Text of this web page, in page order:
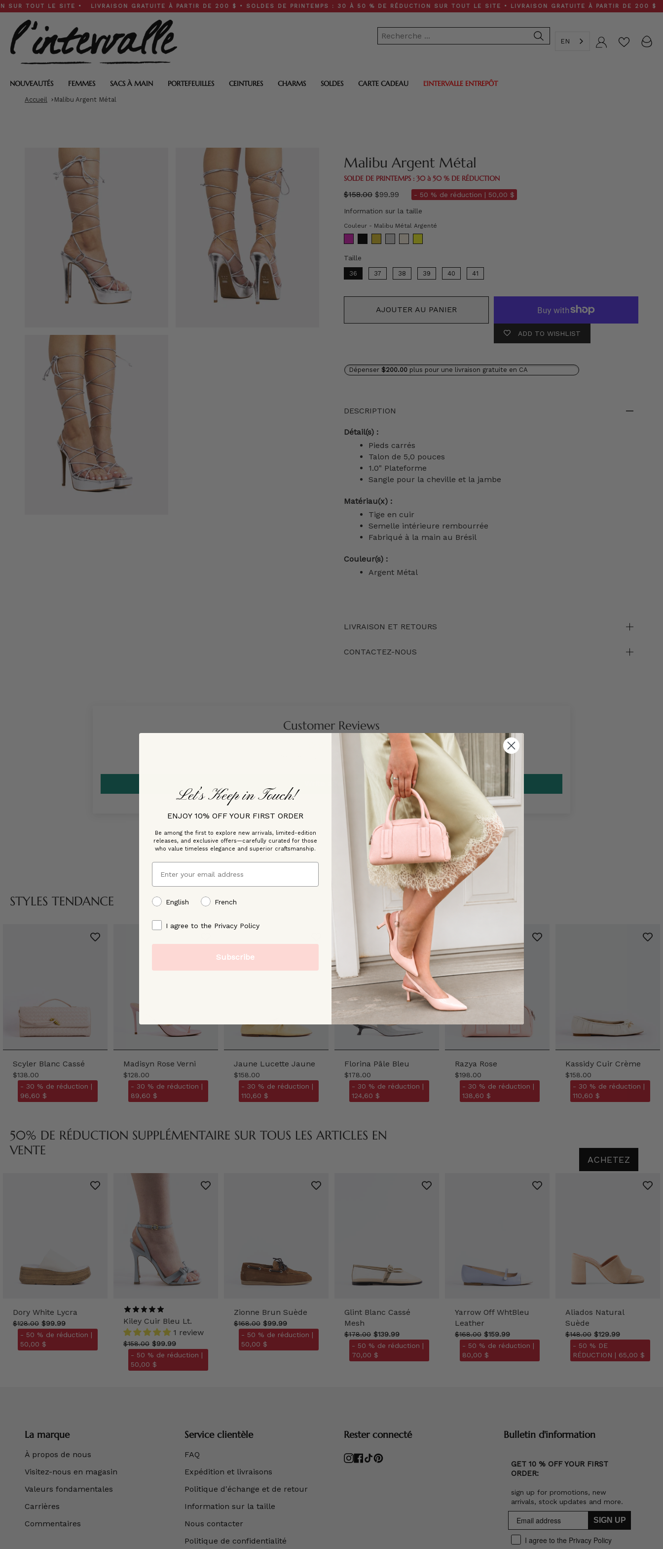
Skip
to
content
LE SITE • LIVRAISON GRATUITE À PARTIR DE 200 $ • SOLDES DE PRINTEMPS : 30 À 50 % DE RÉDUCTION SUR TOUT LE SITE • LIVRAISON GRATUITE À PARTIR DE 200 $
EN Compte
NOUVEAUTÉS FEMMES SACS À MAIN PORTEFEUILLES CEINTURES CHARMS SOLDES CARTE CADEAU L'INTERVALLE ENTREPÔT
Accueil Malibu Argent Métal
Malibu Argent Métal
SOLDE DE PRINTEMPS : 30 à 50 % DE RÉDUCTION
régulier
$158.00 $99.99 - 50 % de réduction | 50,00 $
Information sur la taille
Couleur - Malibu Métal Argenté
Taille
36 37 38 39 40 41
AJOUTER AU PANIER
ADD TO WISHLIST
Dépenser $200.00 plus pour une livraison gratuite en CA
DESCRIPTION
Détail(s) :
Pieds carrés
Talon de 5,0 pouces
1.0" Plateforme
Sangle pour la cheville et la jambe
Matériau(x) :
Tige en cuir
Semelle intérieure rembourrée
Fabriqué à la main au Brésil
Couleur(s) :
Argent Métal
LIVRAISON ET RETOURS
CONTACTEZ-NOUS
Customer Reviews
Be the first to write a review
Write a review
STYLES TENDANCE
Scyler Blanc Cassé
$138.00
- 30 % de réduction |
96,60 $
Madisyn Rose Verni
$128.00
- 30 % de réduction |
89,60 $
Jaune Lucette Jaune
$158.00
- 30 % de réduction |
110,60 $
Florina Pâle Bleu
$178.00
- 30 % de réduction |
124,60 $
Razya Rose
$198.00
- 30 % de réduction |
138,60 $
Kassidy Cuir Crème
$158.00
- 30 % de réduction |
110,60 $
50% DE RÉDUCTION SUPPLÉMENTAIRE SUR TOUS LES ARTICLES EN
VENTE
ACHETEZ
Dory White Lycra
$128.00 $99.99
- 50 % de réduction |
50,00 $
Kiley Cuir Bleu Lt.
1 review
$158.00 $99.99
- 50 % de réduction |
50,00 $
Zionne Brun Suède
$168.00 $99.99
- 50 % de réduction |
50,00 $
Glint Blanc Cassé
Mesh
$178.00 $139.99
- 50 % de réduction |
70,00 $
Yarrow Off WhtBleu
Leather
$168.00 $159.99
- 50 % de réduction |
80,00 $
Aliados Natural
Suède
$148.00 $129.99
- 50 % DE
RÉDUCTION | 65,00 $
La marque
À propos de nous
Visitez-nous en magasin
Valeurs fondamentales
Carrières
Commentaires
Service clientèle
FAQ
Expédition et livraisons
Politique d'échange et de retour
Information sur la taille
Nous contacter
Politique de confidentialité
Rester connecté
Instagram
Facebook
TikTokPinterest
Bulletin d'information
GET 10 % OFF YOUR FIRST
ORDER:
sign up for promotions, new
arrivals, stock updates and more.
SIGN UP
I agree to the Privacy Policy
Let’s Keep in Touch!
ENJOY 10% OFF YOUR FIRST ORDER
Be among the first to explore new arrivals, limited-edition
releases, and exclusive offers—carefully curated for those
who value timeless elegance and superior craftsmanship.
Email
preffered language
English French
By signing up, you agree to our [Privacy Policy]
I agree to the Privacy Policy
Subscribe